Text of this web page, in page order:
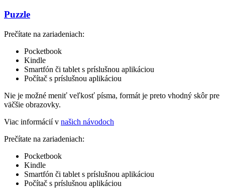
Puzzle
Prečítate na zariadeniach:
Pocketbook
Kindle
Smartfón či tablet s príslušnou aplikáciou
Počítač s príslušnou aplikáciou
Nie je možné meniť veľkosť písma, formát je preto vhodný skôr pre
väčšie obrazovky.
Viac informácií v našich návodoch
Prečítate na zariadeniach:
Pocketbook
Kindle
Smartfón či tablet s príslušnou aplikáciou
Počítač s príslušnou aplikáciou